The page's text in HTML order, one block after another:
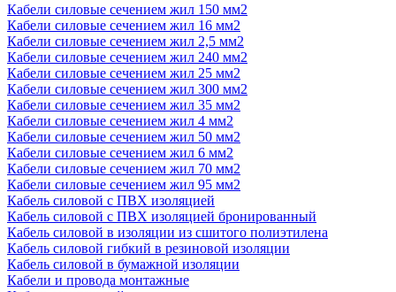
Кабели силовые сечением жил 150 мм2
Кабели силовые сечением жил 16 мм2
Кабели силовые сечением жил 2,5 мм2
Кабели силовые сечением жил 240 мм2
Кабели силовые сечением жил 25 мм2
Кабели силовые сечением жил 300 мм2
Кабели силовые сечением жил 35 мм2
Кабели силовые сечением жил 4 мм2
Кабели силовые сечением жил 50 мм2
Кабели силовые сечением жил 6 мм2
Кабели силовые сечением жил 70 мм2
Кабели силовые сечением жил 95 мм2
Кабель силовой с ПВХ изоляцией
Кабель силовой с ПВХ изоляцией бронированный
Кабель силовой в изоляции из сшитого полиэтилена
Кабель силовой гибкий в резиновой изоляции
Кабель силовой в бумажной изоляции
Кабели и провода монтажные